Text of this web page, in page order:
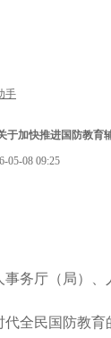
手
加快推进国防教育
05-08 09:25
厅（局）、
民国防教育